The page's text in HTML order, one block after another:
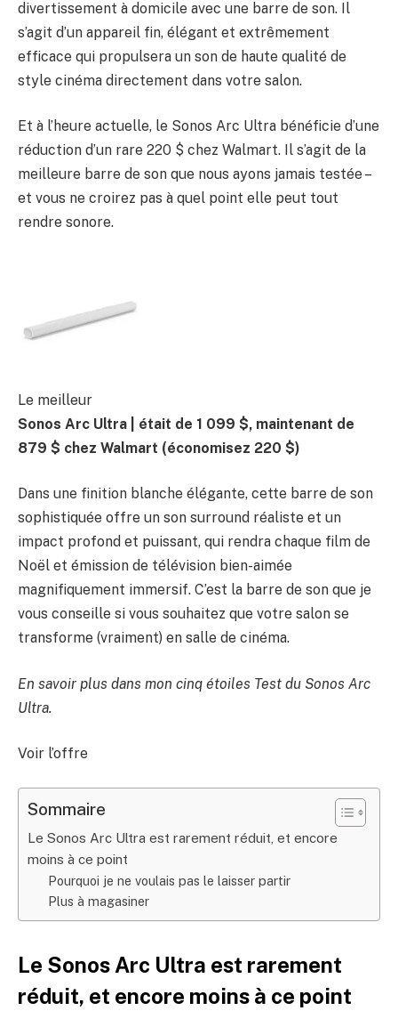
divertissement à domicile avec une barre de son. Il
s’agit d’un appareil fin, élégant et extrêmement
efficace qui propulsera un son de haute qualité de
style cinéma directement dans votre salon.
Et à l’heure actuelle, le Sonos Arc Ultra bénéficie d’une
réduction d’un rare 220 $ chez Walmart. Il s’agit de la
meilleure barre de son que nous ayons jamais testée –
et vous ne croirez pas à quel point elle peut tout
rendre sonore.
Le meilleur
Sonos Arc Ultra | était de 1 099 $, maintenant de
879 $ chez Walmart (économisez 220 $)
Dans une finition blanche élégante, cette barre de son
sophistiquée offre un son surround réaliste et un
impact profond et puissant, qui rendra chaque film de
Noël et émission de télévision bien-aimée
magnifiquement immersif. C’est la barre de son que je
vous conseille si vous souhaitez que votre salon se
transforme (vraiment) en salle de cinéma.
En savoir plus dans mon cinq étoiles Test du Sonos Arc
Ultra.
Voir l’offre
Sommaire
Le Sonos Arc Ultra est rarement réduit, et encore
moins à ce point
Pourquoi je ne voulais pas le laisser partir
Plus à magasiner
Le Sonos Arc Ultra est rarement
réduit, et encore moins à ce point